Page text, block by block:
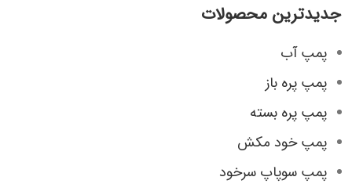
جدیدترین محصولات
پمپ آب
پمپ پره باز
پمپ پره بسته
پمپ خود مکش
پمپ سوپاپ سرخود